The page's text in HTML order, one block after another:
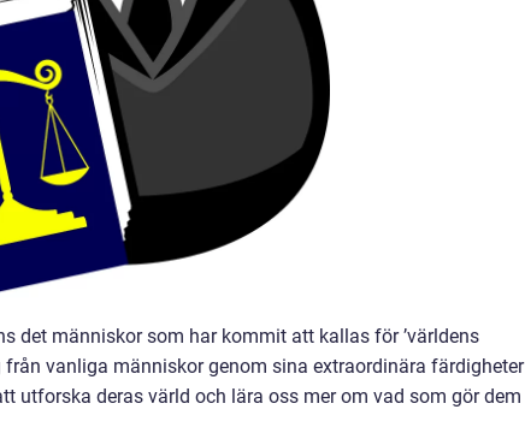
det människor som har kommit att kallas för ’världens
vanliga människor genom sina extraordinära färdigheter
utforska deras värld och lära oss mer om vad som gör dem